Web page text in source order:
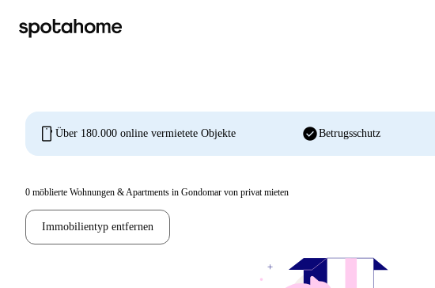
mobile Über 180.000 online vermietete Objekte check_circleBetrugsschutz
0 möblierte Wohnungen & Apartments in Gondomar von privat mieten
Immobilientyp entfernen